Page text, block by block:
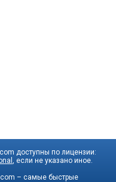
доступны по лицензии:
, если не указано иное.
– самые быстрые